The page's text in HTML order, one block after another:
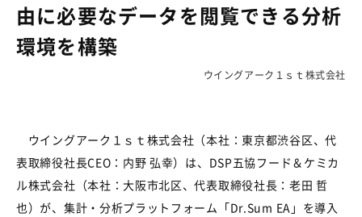
由に必要なデータを閲覧できる分析
環境を構築
ウイングアーク１ｓｔ株式会社
ウイングアーク１ｓｔ株式会社（本社：東京都渋谷区、代
表取締役社長CEO：内野 弘幸）は、DSP五協フード＆ケミカ
ル株式会社（本社：大阪市北区、代表取締役社長：老田 哲
也）が、集計・分析プラットフォーム「Dr.Sum EA」を導入